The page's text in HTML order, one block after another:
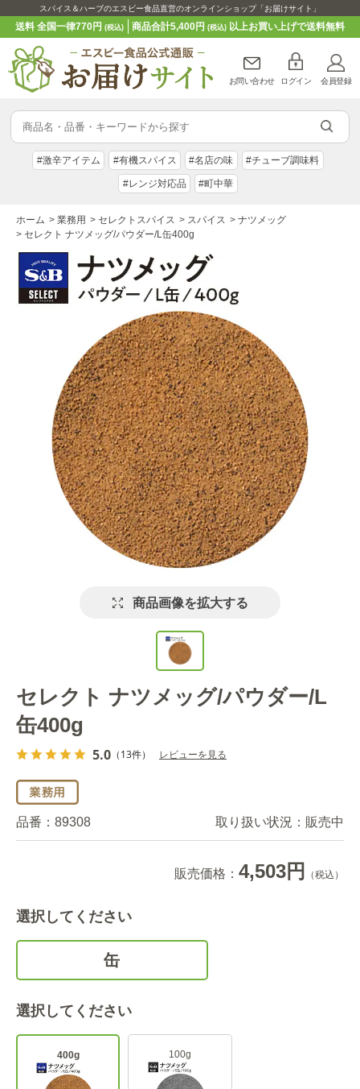
スパイス＆ハーブのエスビー食品直営のオンラインショップ「お届けサイト」
送料 全国一律770円(税込) 商品合計5,400円 (税込)以上お買い上げで送料無料
お問い合わせ ログイン 会員登録
#激辛アイテム #有機スパイス #名店の味 #チューブ調味料
#レンジ対応品 #町中華
ホーム > 業務用 > セレクトスパイス > スパイス > ナツメッグ
> セレクト ナツメッグ/パウダー/L缶400g
商品画像を拡大する
セレクト ナツメッグ/パウダー/L
缶400g
5.0 （13件） レビューを見る
品番： 89308 取り扱い状況： 販売中
販売価格： 4,503円 （税込）
選択してください
缶
選択してください
400g 100g